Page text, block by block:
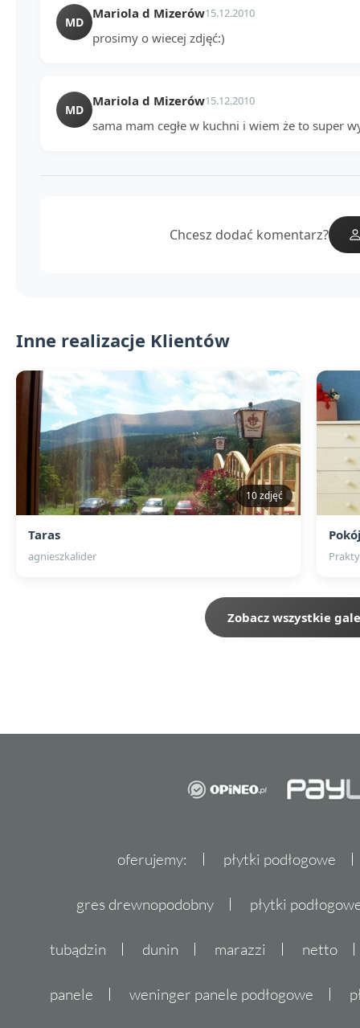
MD
Mariola d Mizerów15.12.2010
prosimy o wiecej zdjęć:)
MD
Mariola d Mizerów15.12.2010
sama mam cegłe w kuchni i wiem że to super
Chcesz dodać komentarz?
Inne realizacje Klientów
10 zdjęć
Taras
agnieszkalider
Zobacz wszystkie
oferujemy: płytki podłogowe
gres drewnopodobny płytki
tubądzin dunin marazzi netto
panele weninger panele podłogowe